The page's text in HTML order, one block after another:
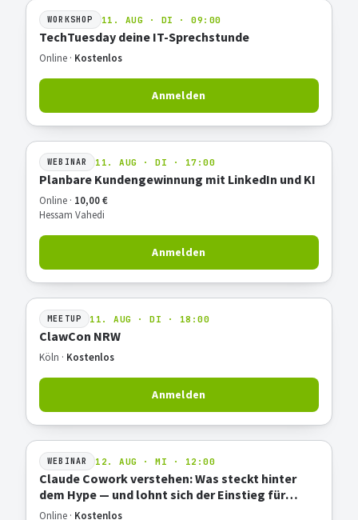
WORKSHOP 11. AUG · DI · 09:00
TechTuesday deine IT-Sprechstunde
Online · Kostenlos
Anmelden
WEBINAR 11. AUG · DI · 17:00
Planbare Kundengewinnung mit LinkedIn und KI
Online · 10,00 €
Hessam Vahedi
Anmelden
MEETUP 11. AUG · DI · 18:00
ClawCon NRW
Köln · Kostenlos
Anmelden
WEBINAR 12. AUG · MI · 12:00
Claude Cowork verstehen: Was steckt hinter
dem Hype — und lohnt sich der Einstieg für
deine Arbeit?
Online · Kostenlos